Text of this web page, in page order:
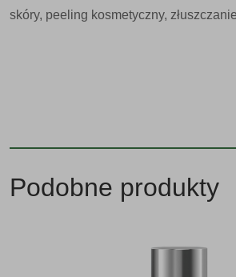
skóry, peeling kosmetyczny,
Podobne produkty